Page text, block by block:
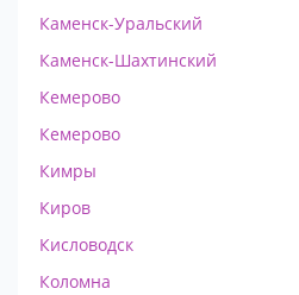
Каменск-Уральский
Каменск-Шахтинский
Кемерово
Кемерово
Кимры
Киров
Кисловодск
Коломна